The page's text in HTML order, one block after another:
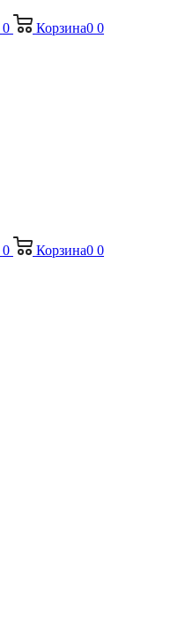
0 Корзина0 0
0 Корзина0 0